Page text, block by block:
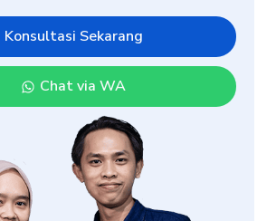
Konsultasi Sekarang
Chat via WA